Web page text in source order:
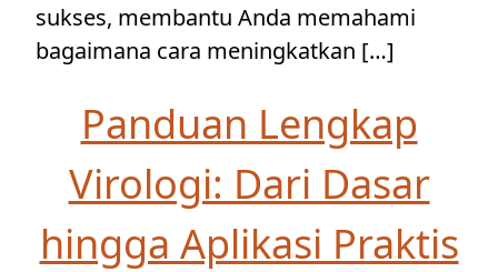
sukses, membantu Anda memahami
bagaimana cara meningkatkan […]
Panduan Lengkap
Virologi: Dari Dasar
hingga Aplikasi Praktis